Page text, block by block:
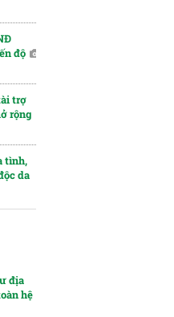
độ
trợ
rộng
tình,
da
địa
hệ